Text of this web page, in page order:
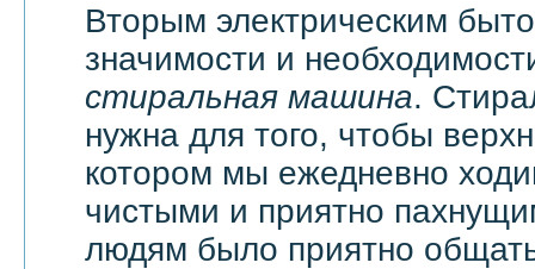
Вторым электрическим
значимости и
стиральная машина.
нужна для того, чтобы
котором мы ежедневно
чистыми и приятно
людям было приятно